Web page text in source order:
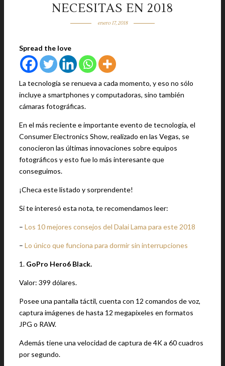
NECESITAS EN 2018
enero 17, 2018
Spread the love
La tecnología se renueva a cada momento, y eso no sólo
incluye a smartphones y computadoras, sino también
cámaras fotográficas.
En el más reciente e importante evento de tecnología, el
Consumer Electronics Show, realizado en las Vegas, se
conocieron las últimas innovaciones sobre equipos
fotográficos y esto fue lo más interesante que
conseguimos.
¡Checa este listado y sorprendente!
Si te interesó esta nota, te recomendamos leer:
– Los 10 mejores consejos del Dalai Lama para este 2018
– Lo único que funciona para dormir sin interrupciones
1. GoPro Hero6 Black.
Valor: 399 dólares.
Posee una pantalla táctil, cuenta con 12 comandos de voz,
captura imágenes de hasta 12 megapíxeles en formatos
JPG o RAW.
Además tiene una velocidad de captura de 4K a 60 cuadros
por segundo.